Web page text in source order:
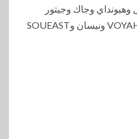
وهيونداي وجاك وجيتور
وKGM وKAIYI وMHERO وVOYAH ونيسان وSOUEAST